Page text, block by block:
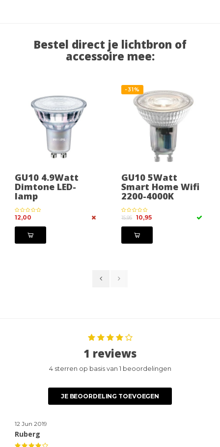
Bestel direct je lichtbron of
accessoire mee:
GU10 4.9Watt
Dimtone LED-
lamp
12,00
-31%
GU10 5Watt
Smart Home Wifi
2200-4000K
15,95 10,95
1 reviews
4 sterren op basis van 1 beoordelingen
JE BEOORDELING TOEVOEGEN
12 Jun 2019
Ruberg